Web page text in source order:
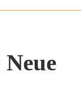
Neue